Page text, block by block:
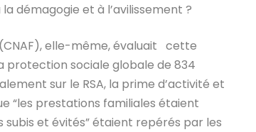
démagogie et à l’avilissement ?
(CNAF), elle-même, évaluait cette
protection sociale globale de 834
sur le RSA, la prime d’activité et
“les prestations familiales étaient
subis et évités” étaient repérés par les